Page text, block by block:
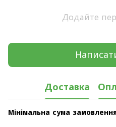
Додайте
Доставка
Мінімальна сума